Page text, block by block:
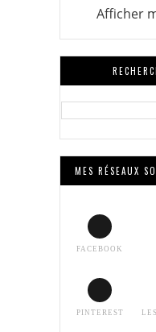
Afficher
MES RÉSEAUX
FACEBOOK
PINTEREST